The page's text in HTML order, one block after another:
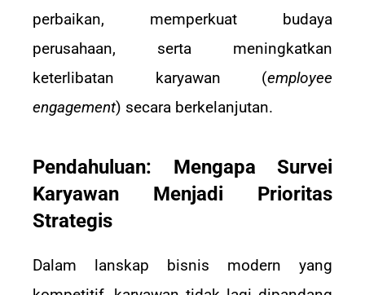
perbaikan, memperkuat budaya
perusahaan, serta meningkatkan
keterlibatan karyawan (employee
engagement) secara berkelanjutan.
Pendahuluan: Mengapa Survei
Karyawan Menjadi Prioritas
Strategis
Dalam lanskap bisnis modern yang